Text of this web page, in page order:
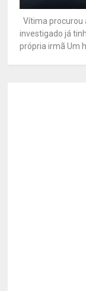
Vítima procurou
investigado já
própria irmã Um